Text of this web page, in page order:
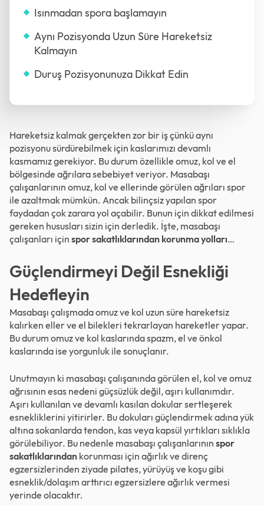
Isınmadan spora başlamayın
Aynı Pozisyonda Uzun Süre Hareketsiz
Kalmayın
Duruş Pozisyonunuza Dikkat Edin
Hareketsiz kalmak gerçekten zor bir iş çünkü aynı
pozisyonu sürdürebilmek için kaslarımızı devamlı
kasmamız gerekiyor. Bu durum özellikle omuz, kol ve el
bölgesinde ağrılara sebebiyet veriyor. Masabaşı
çalışanlarının omuz, kol ve ellerinde görülen ağrıları spor
ile azaltmak mümkün. Ancak bilinçsiz yapılan spor
faydadan çok zarara yol açabilir. Bunun için dikkat edilmesi
gereken hususları sizin için derledik. İşte, masabaşı
çalışanları için spor sakatlıklarından korunma yolları…
Güçlendirmeyi Değil Esnekliği
Hedefleyin
Masabaşı çalışmada omuz ve kol uzun süre hareketsiz
kalırken eller ve el bilekleri tekrarlayan hareketler yapar.
Bu durum omuz ve kol kaslarında spazm, el ve önkol
kaslarında ise yorgunluk ile sonuçlanır.
Unutmayın ki masabaşı çalışanında görülen el, kol ve omuz
ağrısının esas nedeni güçsüzlük değil, aşırı kullanımdır.
Aşırı kullanılan ve devamlı kasılan dokular sertleşerek
esnekliklerini yitirirler. Bu dokuları güçlendirmek adına yük
altına sokanlarda tendon, kas veya kapsül yırtıkları sıklıkla
görülebiliyor. Bu nedenle masabaşı çalışanlarının spor
sakatlıklarından korunması için ağırlık ve direnç
egzersizlerinden ziyade pilates, yürüyüş ve koşu gibi
esneklik/dolaşım arttırıcı egzersizlere ağırlık vermesi
yerinde olacaktır.